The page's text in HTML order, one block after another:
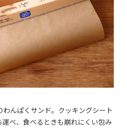
んぱくサンド。クッキングシート
べ、食べるときも崩れにくい包み